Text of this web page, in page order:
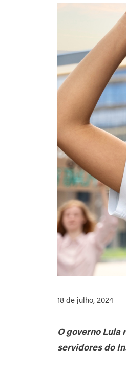
18 de julho, 2024
O governo
servidores do